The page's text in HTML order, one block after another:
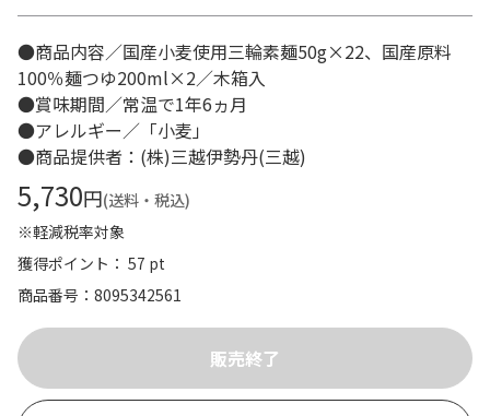
●商品内容／国産小麦使用三輪素麺50g×22、国産原料
100％麺つゆ200ml×2／木箱入
●賞味期間／常温で1年6ヵ月
●アレルギー／「小麦」
●商品提供者：(株)三越伊勢丹(三越)
5,730円(送料・税込)
※軽減税率対象
獲得ポイント： 57 pt
商品番号
8095342561